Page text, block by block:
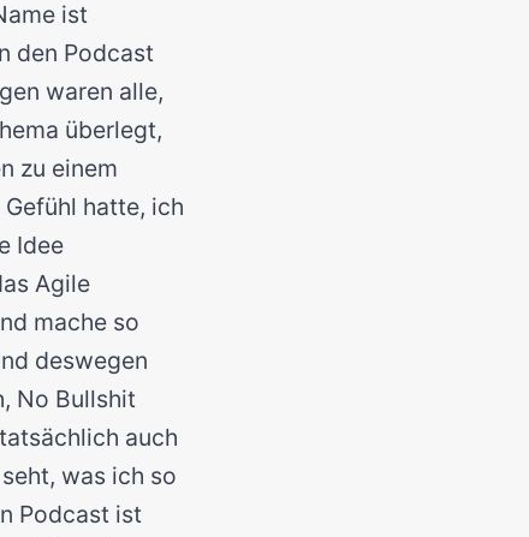
ist
den Podcast
waren alle,
überlegt,
zu einem
hatte, ich
Idee
Agile
mache so
deswegen
No Bullshit
auch
was ich so
Podcast ist